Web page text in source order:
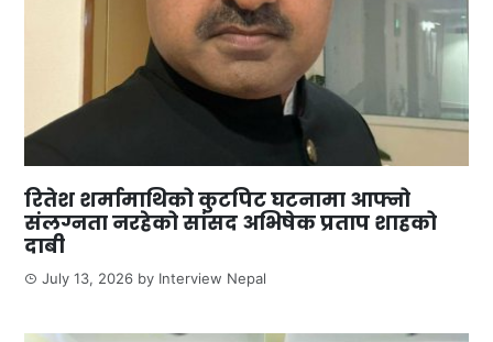
रितेश शर्मामाथिको कुटपिट घटनामा आफ्नो
संलग्नता नरहेको सांसद अभिषेक प्रताप शाहको
दाबी
July 13, 2026 by Interview Nepal